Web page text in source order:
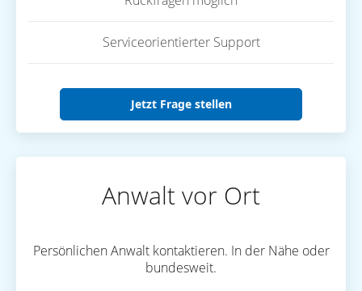
Serviceorientierter Support
Jetzt Frage stellen
Anwalt vor Ort
Persönlichen Anwalt kontaktieren. In der Nähe oder
bundesweit.